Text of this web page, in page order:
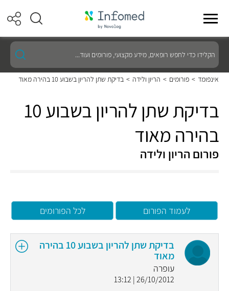
הקלידו
כדי
לחפש
רופאים,
מידע
ועוד...
אינפומד > פורומים > הריון ולידה > בדיקת שתן להריון בשבוע 10 בהירה מאוד
בדיקת שתן להריון בשבוע 10
בהירה מאוד
פורום הריון ולידה
לעמוד הפורום לכל הפורומים
בדיקת שתן להריון בשבוע 10 בהירה
מאוד
עופרה
26/10/2012 | 13:12